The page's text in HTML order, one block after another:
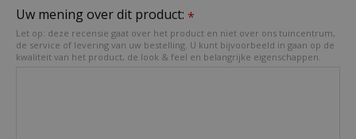
Uw mening over dit product: *
Let op: deze recensie gaat over het product en niet over ons tuincentrum,
de service of levering van uw bestelling. U kunt bijvoorbeeld in gaan op de
kwaliteit van het product, de look & feel en belangrijke eigenschappen.